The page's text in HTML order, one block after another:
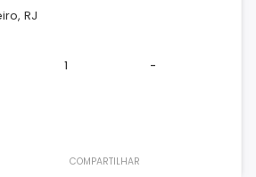
RJ
1 -
COMPARTILHAR